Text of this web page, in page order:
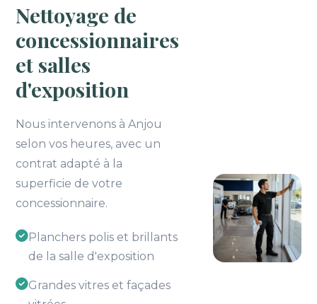
Nettoyage de
concessionnaires
et salles
d'exposition
Nous intervenons à Anjou
selon vos heures, avec un
contrat adapté à la
superficie de votre
concessionnaire.
Planchers polis et brillants
de la salle d'exposition
Grandes vitres et façades